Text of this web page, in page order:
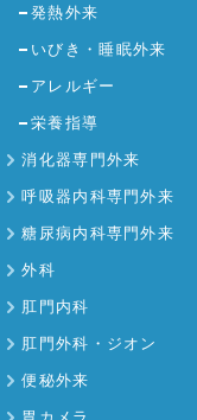
発熱外来
いびき・睡眠外来
アレルギー
栄養指導
消化器専門外来
呼吸器内科専門外来
糖尿病内科専門外来
外科
肛門内科
肛門外科・ジオン
便秘外来